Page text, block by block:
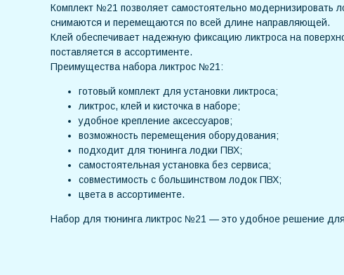
Комплект №21 позволяет самостоятельно модернизировать
снимаются и перемещаются по всей длине направляющей.
Клей обеспечивает надежную фиксацию ликтроса на
поставляется в ассортименте.
Преимущества набора ликтрос №21:
готовый комплект для установки ликтроса;
ликтрос, клей и кисточка в наборе;
удобное крепление аксессуаров;
возможность перемещения оборудования;
подходит для тюнинга лодки ПВХ;
самостоятельная установка без сервиса;
совместимость с большинством лодок ПВХ;
цвета в ассортименте.
Набор для тюнинга ликтрос №21 — это удобное решение